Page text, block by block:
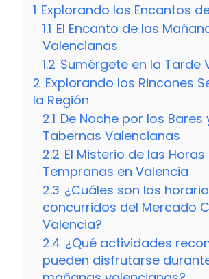
1 Explorando los Encantos
1.1 El Encanto de las
Valencianas
1.2 Sumérgete en la Tarde
2 Explorando los Rincones
la Región
2.1 De Noche por los Bares
Tabernas Valencianas
2.2 El Misterio de las Horas
Tempranas en Valencia
2.3 ¿Cuáles son los
concurridos del Mercado
Valencia?
2.4 ¿Qué actividades
pueden disfrutarse